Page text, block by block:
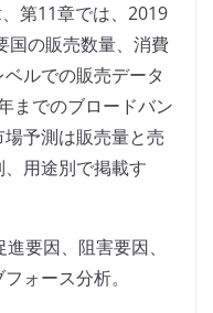
第11章では、2019
国の販売数量、消費
ルでの販売データ
までのブロードバン
予測は販売量と売
用途別で掲載す
要因、阻害要因、
ォース分析。